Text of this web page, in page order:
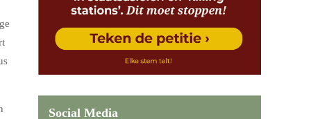
Social Media